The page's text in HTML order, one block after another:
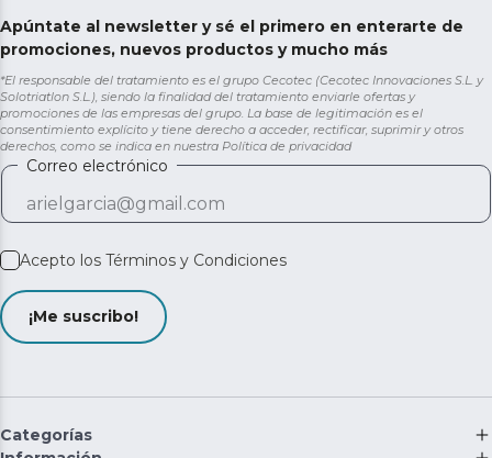
Apúntate al newsletter y sé el primero en enterarte de
promociones, nuevos productos y mucho más
*El responsable del tratamiento es el grupo Cecotec (Cecotec Innovaciones S.L. y
Solotriatlon S.L.), siendo la finalidad del tratamiento enviarle ofertas y
promociones de las empresas del grupo. La base de legitimación es el
consentimiento explícito y tiene derecho a acceder, rectificar, suprimir y otros
derechos, como se indica en nuestra Política de privacidad
Correo electrónico
Acepto los Términos y Condiciones
¡Me suscribo!
Categorías